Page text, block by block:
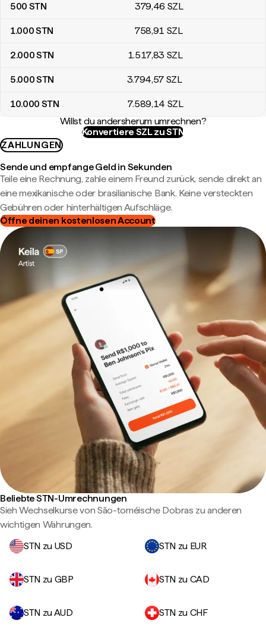
500 STN 379,46 SZL
1.000STN 758,91 SZL
2.000STN 1.517,83 SZL
5.000STN 3.794,57 SZL
10.000 STN 7.589,14 SZL
Willst du andersherum umrechnen?
Konvertiere SZL zu STN
ZAHLUNGEN
Sende und empfange Geld in Sekunden
Teile eine Rechnung, zahle einem Freund zurück, sende direkt an
eine mexikanische oder brasilianische Bank. Keine versteckten
Gebühren oder hinterhältigen Aufschläge.
Öffne deinen kostenlosen Account
Beliebte STN-Umrechnungen
Sieh Wechselkurse von São-toméische Dobras zu anderen
wichtigen Währungen.
STN zu USD
STN zu EUR
STN zu GBP STN zu CAD
STN zu AUD STN zu CHF